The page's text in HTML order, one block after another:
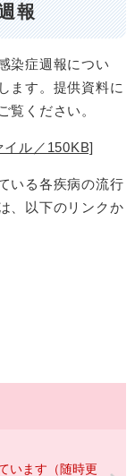
報
染症週報につい
ます。提供資料に
覧ください。
ル／150KB]
いる各疾病の流行
、以下のリンクか
います（随時更